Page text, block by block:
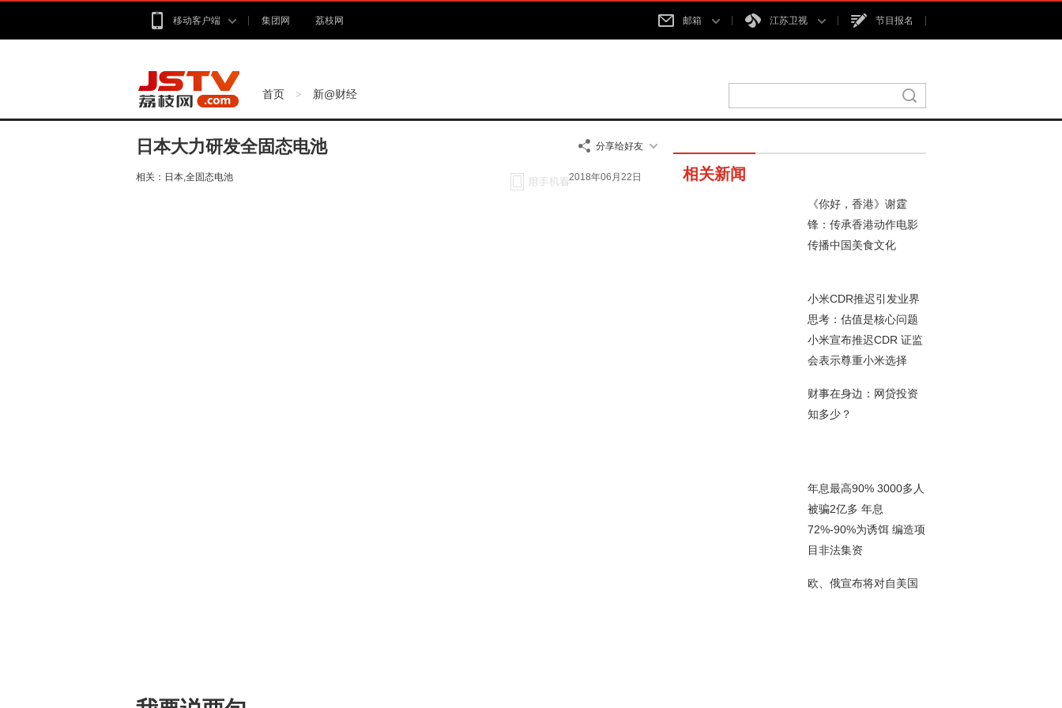
移动客户端 集团网 荔枝网 邮箱 江苏卫视 节目报名
首页 > 新@财经
日本大力研发全固态电池 分享给好友
相关： 日本,全固态电池 2018年06月22日 相关新闻
《你好，香港》谢霆
锋：传承香港动作电影
传播中国美食文化
小米CDR推迟引发业界
思考：估值是核心问题
小米宣布推迟CDR 证监
会表示尊重小米选择
财事在身边：网贷投资
知多少？
年息最高90% 3000多人
被骗2亿多 年息
72%-90%为诱饵 编造项
目非法集资
欧、俄宣布将对自美国